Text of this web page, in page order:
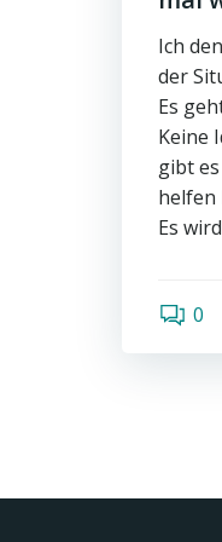
Ich
der
Es
Keine
gibt
helfen
Es
0